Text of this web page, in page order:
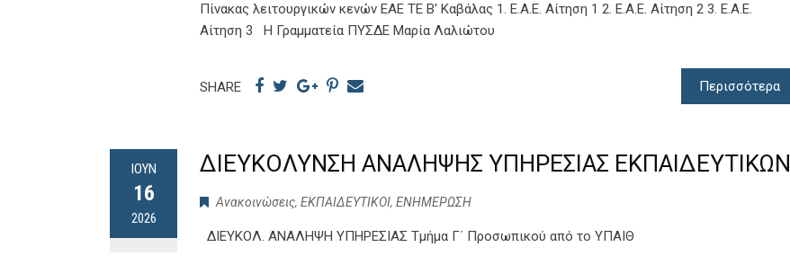
Πίνακας λειτουργικών κενών ΕΑΕ ΤΕ Β' Καβάλας 1. Ε.Α.Ε. Αίτηση 1 2. Ε.Α.Ε. Αίτηση 2 3. Ε.Α.Ε.
Αίτηση 3 Η Γραμματεία ΠΥΣΔΕ Μαρία Λαλιώτου
Περισσότερα
SHARE
ΙΟΎΝ
16
2026
ΔΙΕΥΚΟΛΥΝΣΗ ΑΝΑΛΗΨΗΣ ΥΠΗΡΕΣΙΑΣ ΕΚΠΑΙΔΕΥΤΙΚΩΝ
Ανακοινώσεις, ΕΚΠΑΙΔΕΥΤΙΚΟΙ, ΕΝΗΜΕΡΩΣΗ
ΔΙΕΥΚΟΛ. ΑΝΑΛΗΨΗ ΥΠΗΡΕΣΙΑΣ Τμήμα Γ΄ Προσωπικού από το ΥΠΑΙΘ